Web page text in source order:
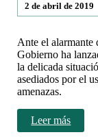
2 de abril de 2019
Ante el alarmante
Gobierno ha
la delicada
asediados por el
amenazas.
Leer más